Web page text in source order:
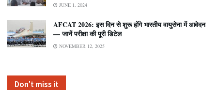
JUNE 1, 2024
AFCAT 2026: इस दिन से शुरू होंगे भारतीय वायुसेना में आवेदन
— जानें परीक्षा की पूरी डिटेल
NOVEMBER 12, 2025
Don't miss it